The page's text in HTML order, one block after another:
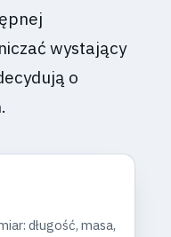
wystający
o
długość, masa,